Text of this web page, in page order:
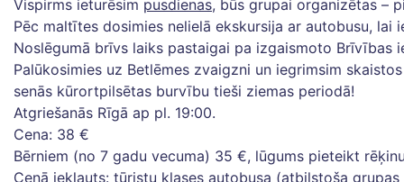
Vispirms ieturēsim pusdienas, būs grupai organizētas –
Pēc maltītes dosimies nelielā ekskursija ar autobusu,
Noslēgumā brīvs laiks pastaigai pa izgaismoto
Palūkosimies uz Betlēmes zvaigzni un iegrimsim
senās kūrortpilsētas burvību tieši ziemas periodā!
Atgriešanās Rīgā ap pl. 19:00.
Cena: 38 €
Bērniem (no 7 gadu vecuma) 35 €, lūgums pieteikt
Cenā iekļauts: tūristu klases autobusa (atbilstoša